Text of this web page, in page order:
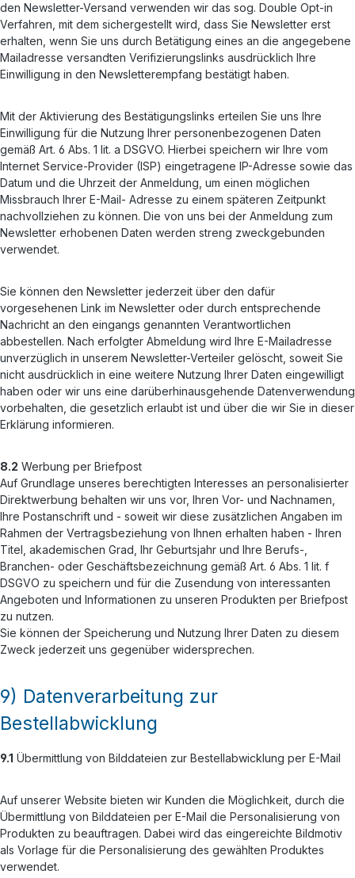
den Newsletter-Versand verwenden wir das sog. Double Opt-in
Verfahren, mit dem sichergestellt wird, dass Sie Newsletter erst
erhalten, wenn Sie uns durch Betätigung eines an die angegebene
Mailadresse versandten Verifizierungslinks ausdrücklich Ihre
Einwilligung in den Newsletterempfang bestätigt haben.
Mit der Aktivierung des Bestätigungslinks erteilen Sie uns Ihre
Einwilligung für die Nutzung Ihrer personenbezogenen Daten
gemäß Art. 6 Abs. 1 lit. a DSGVO. Hierbei speichern wir Ihre vom
Internet Service-Provider (ISP) eingetragene IP-Adresse sowie das
Datum und die Uhrzeit der Anmeldung, um einen möglichen
Missbrauch Ihrer E-Mail- Adresse zu einem späteren Zeitpunkt
nachvollziehen zu können. Die von uns bei der Anmeldung zum
Newsletter erhobenen Daten werden streng zweckgebunden
verwendet.
Sie können den Newsletter jederzeit über den dafür
vorgesehenen Link im Newsletter oder durch entsprechende
Nachricht an den eingangs genannten Verantwortlichen
abbestellen. Nach erfolgter Abmeldung wird Ihre E-Mailadresse
unverzüglich in unserem Newsletter-Verteiler gelöscht, soweit Sie
nicht ausdrücklich in eine weitere Nutzung Ihrer Daten eingewilligt
haben oder wir uns eine darüberhinausgehende Datenverwendung
vorbehalten, die gesetzlich erlaubt ist und über die wir Sie in dieser
Erklärung informieren.
8.2 Werbung per Briefpost
Auf Grundlage unseres berechtigten Interesses an personalisierter
Direktwerbung behalten wir uns vor, Ihren Vor- und Nachnamen,
Ihre Postanschrift und - soweit wir diese zusätzlichen Angaben im
Rahmen der Vertragsbeziehung von Ihnen erhalten haben - Ihren
Titel, akademischen Grad, Ihr Geburtsjahr und Ihre Berufs-,
Branchen- oder Geschäftsbezeichnung gemäß Art. 6 Abs. 1 lit. f
DSGVO zu speichern und für die Zusendung von interessanten
Angeboten und Informationen zu unseren Produkten per Briefpost
zu nutzen.
Sie können der Speicherung und Nutzung Ihrer Daten zu diesem
Zweck jederzeit uns gegenüber widersprechen.
9) Datenverarbeitung zur
Bestellabwicklung
9.1 Übermittlung von Bilddateien zur Bestellabwicklung per E-Mail
Auf unserer Website bieten wir Kunden die Möglichkeit, durch die
Übermittlung von Bilddateien per E-Mail die Personalisierung von
Produkten zu beauftragen. Dabei wird das eingereichte Bildmotiv
als Vorlage für die Personalisierung des gewählten Produktes
verwendet.